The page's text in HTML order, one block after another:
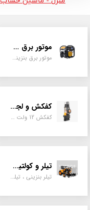
موتور برق و ژنراتور
موتور برق بنزینی، دیزلی ، گازی ، سه گانه سوز
کفکش و لجن کش
کفکش 12 ولت ، 220 ولت ، یک اینچ به بالا لجن کش کاتردار، لجن کش چدنی
تیلر و کولتیواتور
تیلر بنزینی ، تیلر دیزل، تیلر چهار چرخ، تیلر مزرعه و کشاورزی